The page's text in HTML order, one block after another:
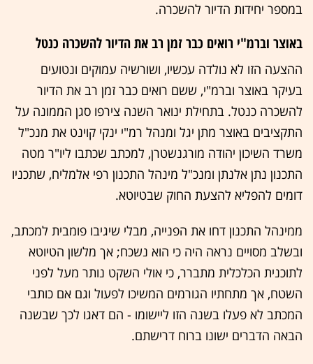
במספר יחידות הדיור להשכרה.
באוצר וברמ"י רואים כבר זמן רב את הדיור להשכרה כנטל
ההצעה הזו לא נולדה עכשיו, ושורשיה עמוקים ונטועים
בעיקר באוצר וברמ"י, ששם רואים כבר זמן רב את הדיור
להשכרה כנטל. בתחילת ינואר השנה צירפו סגן הממונה על
התקציבים באוצר מתן יגל ומנהל רמ"י ינקי קוינט את מנכ"ל
משרד השיכון יהודה מורגנשטרן, למכתב שכתבו ליו"ר מטה
התכנון נתן אלנתן ומנכ"ל מינהל התכנון רפי אלמליח, שתכניו
דומים להפליא להצעת החוק שבטיוטא.
ממינהל התכנון דחו את הפנייה, מבלי שיגיבו פומבית למכתב,
ובשלב מסויים נראה היה כי הוא נשכח; אך מלשון הטיוטא
לתוכנית הכלכלית מתברר, כי אולי השקט נותר מעל לפני
השטח, אך מתחתיו הגורמים המשיכו לפעול וגם אם כותבי
המכתב לא פעלו בשנה הזו ליישומו - הם דאגו לכך שבשנה
הבאה הדברים ישונו ברוח דרישתם.